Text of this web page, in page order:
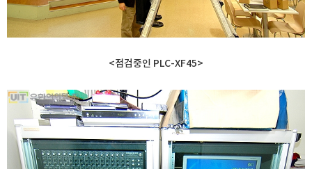
<점검중인 PLC-XF45>